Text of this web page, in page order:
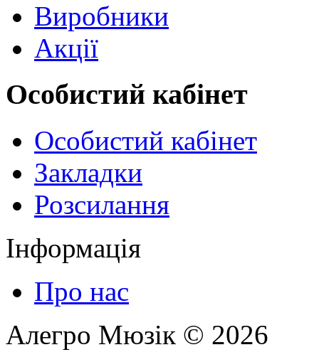
Виробники
Акції
Особистий кабінет
Особистий кабінет
Закладки
Розсилання
Інформація
Про нас
Алегро Мюзік © 2026